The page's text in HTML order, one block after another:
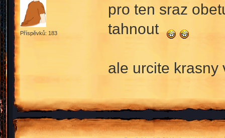
Příspěvků: 183
pro ten sraz
tahnout
ale urcite